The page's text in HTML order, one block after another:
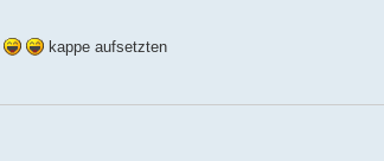
kappe aufsetzten